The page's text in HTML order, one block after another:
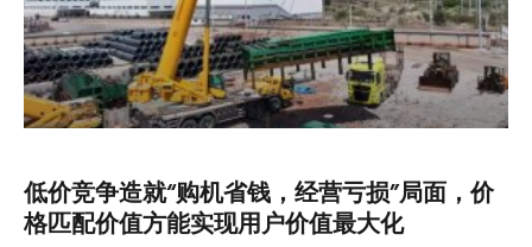
低价竞争造就“购机省钱，经营亏损”局面，价
格匹配价值方能实现用户价值最大化